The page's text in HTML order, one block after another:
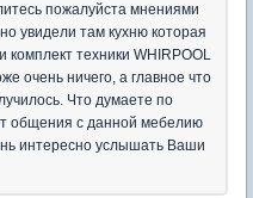
пожалуйста мнениями
увидели там кухню которая
техники WHIRPOOL
очень ничего, а главное что
Что думаете по
общения с данной мебелию
интересно услышать Ваши